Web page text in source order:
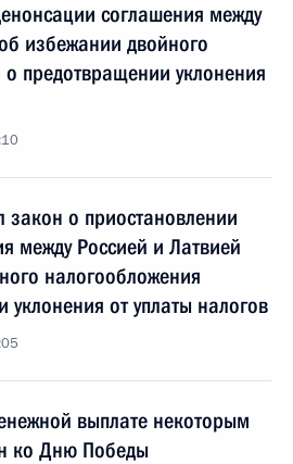
соглашения между
избежании двойного
предотвращении уклонения
закон о приостановлении
между Россией и Латвией
налогообложения
от уплаты налогов
выплате некоторым
ко Дню Победы